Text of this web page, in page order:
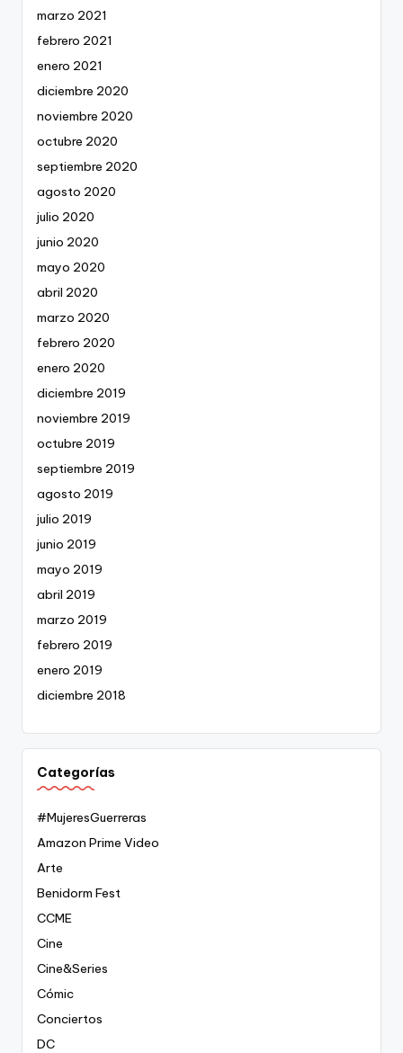
marzo 2021
febrero 2021
enero 2021
diciembre 2020
noviembre 2020
octubre 2020
septiembre 2020
agosto 2020
julio 2020
junio 2020
mayo 2020
abril 2020
marzo 2020
febrero 2020
enero 2020
diciembre 2019
noviembre 2019
octubre 2019
septiembre 2019
agosto 2019
julio 2019
junio 2019
mayo 2019
abril 2019
marzo 2019
febrero 2019
enero 2019
diciembre 2018
Categorías
#MujeresGuerreras
Amazon Prime Video
Arte
Benidorm Fest
CCME
Cine
Cine&Series
Cómic
Conciertos
DC